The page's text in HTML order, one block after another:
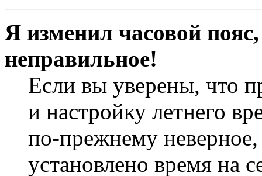
Я изменил часовой
неправильное!
Если вы уверены, что
и настройку летнего
по-прежнему неверное,
установлено время на